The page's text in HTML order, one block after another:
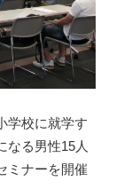
学校に就学す
なる男性15人
ミナーを開催